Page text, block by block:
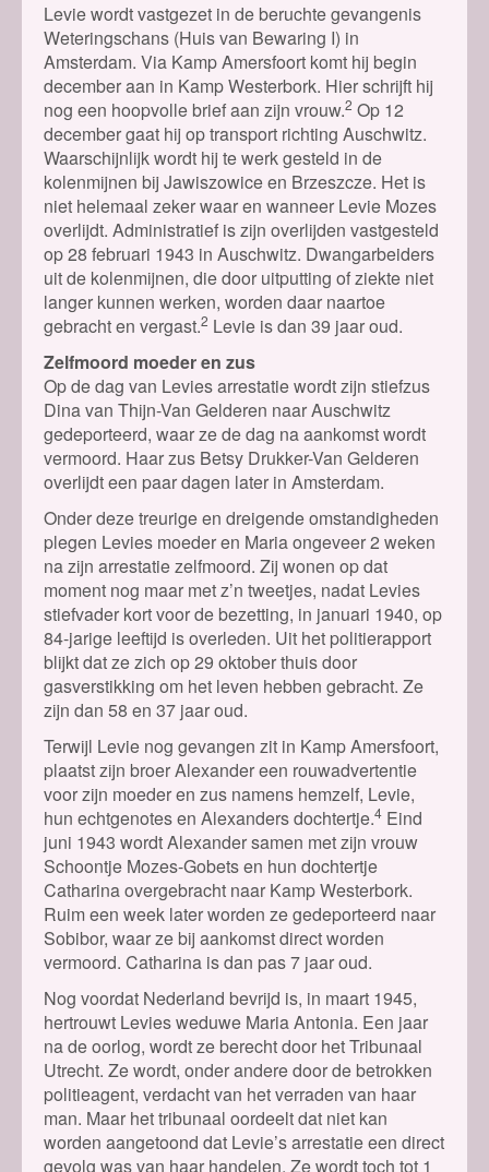
Levie wordt vastgezet in de beruchte gevangenis
Weteringschans (Huis van Bewaring I) in
Amsterdam. Via Kamp Amersfoort komt hij begin
december aan in Kamp Westerbork. Hier schrijft hij
nog een hoopvolle brief aan zijn vrouw.2 Op 12
december gaat hij op transport richting Auschwitz.
Waarschijnlijk wordt hij te werk gesteld in de
kolenmijnen bij Jawiszowice en Brzeszcze. Het is
niet helemaal zeker waar en wanneer Levie Mozes
overlijdt. Administratief is zijn overlijden vastgesteld
op 28 februari 1943 in Auschwitz. Dwangarbeiders
uit de kolenmijnen, die door uitputting of ziekte niet
langer kunnen werken, worden daar naartoe
gebracht en vergast.2 Levie is dan 39 jaar oud.
Zelfmoord moeder en zus
Op de dag van Levies arrestatie wordt zijn stiefzus
Dina van Thijn-Van Gelderen naar Auschwitz
gedeporteerd, waar ze de dag na aankomst wordt
vermoord. Haar zus Betsy Drukker-Van Gelderen
overlijdt een paar dagen later in Amsterdam.
Onder deze treurige en dreigende omstandigheden
plegen Levies moeder en Maria ongeveer 2 weken
na zijn arrestatie zelfmoord. Zij wonen op dat
moment nog maar met z’n tweetjes, nadat Levies
stiefvader kort voor de bezetting, in januari 1940, op
84-jarige leeftijd is overleden. Uit het politierapport
blijkt dat ze zich op 29 oktober thuis door
gasverstikking om het leven hebben gebracht. Ze
zijn dan 58 en 37 jaar oud.
Terwijl Levie nog gevangen zit in Kamp Amersfoort,
plaatst zijn broer Alexander een rouwadvertentie
voor zijn moeder en zus namens hemzelf, Levie,
hun echtgenotes en Alexanders dochtertje.4 Eind
juni 1943 wordt Alexander samen met zijn vrouw
Schoontje Mozes-Gobets en hun dochtertje
Catharina overgebracht naar Kamp Westerbork.
Ruim een week later worden ze gedeporteerd naar
Sobibor, waar ze bij aankomst direct worden
vermoord. Catharina is dan pas 7 jaar oud.
Nog voordat Nederland bevrijd is, in maart 1945,
hertrouwt Levies weduwe Maria Antonia. Een jaar
na de oorlog, wordt ze berecht door het Tribunaal
Utrecht. Ze wordt, onder andere door de betrokken
politieagent, verdacht van het verraden van haar
man. Maar het tribunaal oordeelt dat niet kan
worden aangetoond dat Levie’s arrestatie een direct
gevolg was van haar handelen. Ze wordt toch tot 1